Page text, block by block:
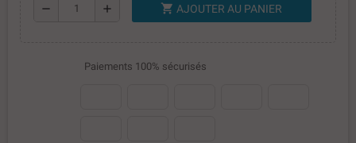
remove add shopping_cart AJOUTER AU PANIER
Paiements 100% sécurisés